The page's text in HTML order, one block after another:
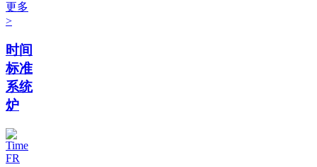
更多
>
时间
标准
系统
炉